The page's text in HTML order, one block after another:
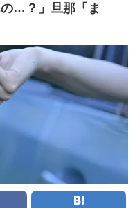
の…？」旦那「ま